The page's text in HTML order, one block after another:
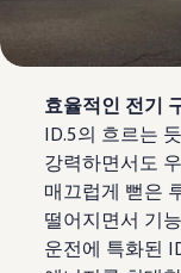
효율적인 전기
ID.5의 흐르는
강력하면서도
매끄럽게 뻗은
떨어지면서 기
운전에 특화된